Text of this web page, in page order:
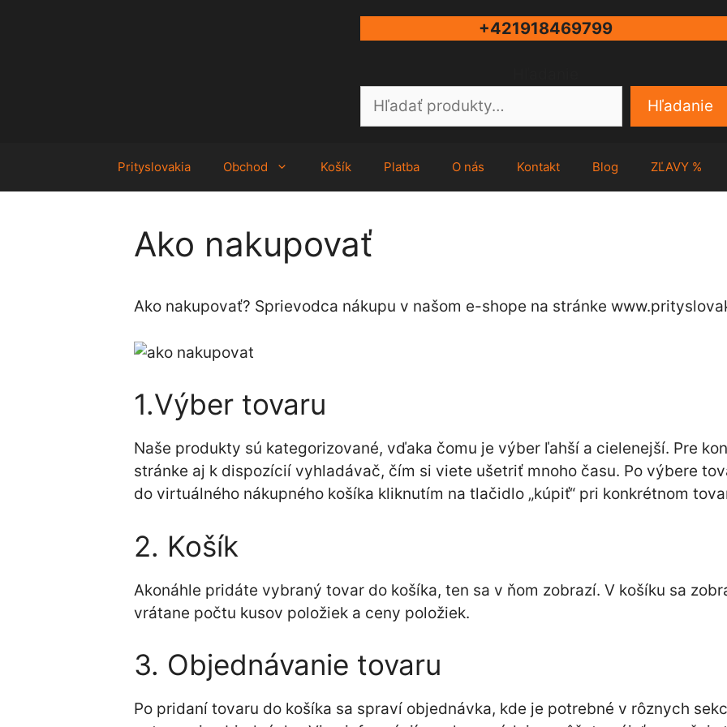
+421918469799
Hľadanie
Prityslovakia Obchod Košík Platba O nás Kontakt Blog ZĽAVY %
Ako nakupovať
Ako nakupovať? Sprievodca nákupu v našom e-shope na stránke
1.Výber tovaru
Naše produkty sú kategorizované, vďaka čomu je výber ľahší a cielenejší. Pre
stránke aj k dispozícií vyhladávač, čím si viete ušetriť mnoho času. Po výbere
do virtuálného nákupného košíka kliknutím na tlačidlo „kúpiť“ pri konkrétnom
2. Košík
Akonáhle pridáte vybraný tovar do košíka, ten sa v ňom zobrazí. V košíku sa
vrátane počtu kusov položiek a ceny položiek.
3. Objednávanie tovaru
Po pridaní tovaru do košíka sa spraví objednávka, kde je potrebné v rôznych